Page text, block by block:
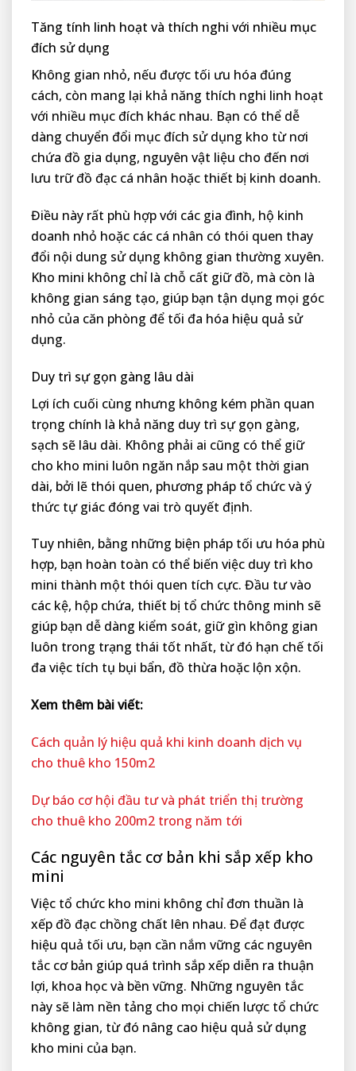
Tăng tính linh hoạt và thích nghi với nhiều mục
đích sử dụng
Không gian nhỏ, nếu được tối ưu hóa đúng
cách, còn mang lại khả năng thích nghi linh hoạt
với nhiều mục đích khác nhau. Bạn có thể dễ
dàng chuyển đổi mục đích sử dụng kho từ nơi
chứa đồ gia dụng, nguyên vật liệu cho đến nơi
lưu trữ đồ đạc cá nhân hoặc thiết bị kinh doanh.
Điều này rất phù hợp với các gia đình, hộ kinh
doanh nhỏ hoặc các cá nhân có thói quen thay
đổi nội dung sử dụng không gian thường xuyên.
Kho mini không chỉ là chỗ cất giữ đồ, mà còn là
không gian sáng tạo, giúp bạn tận dụng mọi góc
nhỏ của căn phòng để tối đa hóa hiệu quả sử
dụng.
Duy trì sự gọn gàng lâu dài
Lợi ích cuối cùng nhưng không kém phần quan
trọng chính là khả năng duy trì sự gọn gàng,
sạch sẽ lâu dài. Không phải ai cũng có thể giữ
cho kho mini luôn ngăn nắp sau một thời gian
dài, bởi lẽ thói quen, phương pháp tổ chức và ý
thức tự giác đóng vai trò quyết định.
Tuy nhiên, bằng những biện pháp tối ưu hóa phù
hợp, bạn hoàn toàn có thể biến việc duy trì kho
mini thành một thói quen tích cực. Đầu tư vào
các kệ, hộp chứa, thiết bị tổ chức thông minh sẽ
giúp bạn dễ dàng kiểm soát, giữ gìn không gian
luôn trong trạng thái tốt nhất, từ đó hạn chế tối
đa việc tích tụ bụi bẩn, đồ thừa hoặc lộn xộn.
Xem thêm bài viết:
Cách quản lý hiệu quả khi kinh doanh dịch vụ
cho thuê kho 150m2
Dự báo cơ hội đầu tư và phát triển thị trường
cho thuê kho 200m2 trong năm tới
Các nguyên tắc cơ bản khi sắp xếp kho
mini
Việc tổ chức kho mini không chỉ đơn thuần là
xếp đồ đạc chồng chất lên nhau. Để đạt được
hiệu quả tối ưu, bạn cần nắm vững các nguyên
tắc cơ bản giúp quá trình sắp xếp diễn ra thuận
lợi, khoa học và bền vững. Những nguyên tắc
này sẽ làm nền tảng cho mọi chiến lược tổ chức
không gian, từ đó nâng cao hiệu quả sử dụng
kho mini của bạn.